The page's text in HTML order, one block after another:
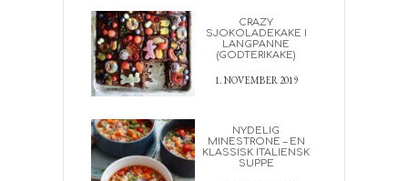
CRAZY
SJOKOLADEKAKE I
LANGPANNE
(GODTERIKAKE)
1. NOVEMBER 2019
NYDELIG
MINESTRONE – EN
KLASSISK ITALIENSK
SUPPE